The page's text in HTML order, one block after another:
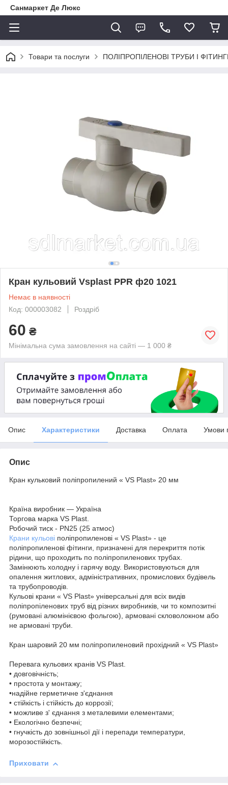
Санмаркет Де Люкс
Товари та послуги ПОЛІПРОПІЛЕНОВІ ТРУБИ І
Кран кульовий Vsplast PPR ф20 1021
Немає в наявності
Код: 000003082
Роздріб
60 ₴
Мінімальна сума замовлення на сайті — 1 000 ₴
Опис Характеристики Доставка Оплата Умови
Опис
Кран кульковий поліпропилений « VS Plast» 20 мм
Країна виробник — Україна
Торгова марка VS Plast.
Робочий тиск - PN25 (25 атмос)
Крани кульові поліпропиленові « VS Plast» - це
поліпропиленові фітинги, призначені для перекриття потік
рідини, що проходить по поліпропиленових трубах.
Замінюють холодну і гарячу воду. Використовуються для
опалення житлових, адміністративних, промислових будівель
та трубопроводів.
Кульові крани « VS Plast» універсальні для всіх видів
поліпропіленових труб від різних виробників, чи то композитні
(румовані алюмінієвою фольгою), армовані скловолокном або
не армовані труби.
Кран шаровий 20 мм поліпропиленовий прохідний « VS Plast»
Перевага кульових кранів VS Plast.
• довговічність;
• простота у монтажу;
•надійне герметичне з'єднання
• стійкість і стійкість до коррозії;
• можливе з' єднання з металевими елементами;
• Екологічно безпечні;
• гнучкість до зовнішньої дії і перепади температури,
морозостійкість.
Приховати